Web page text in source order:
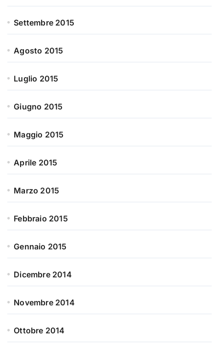
Settembre 2015
Agosto 2015
Luglio 2015
Giugno 2015
Maggio 2015
Aprile 2015
Marzo 2015
Febbraio 2015
Gennaio 2015
Dicembre 2014
Novembre 2014
Ottobre 2014